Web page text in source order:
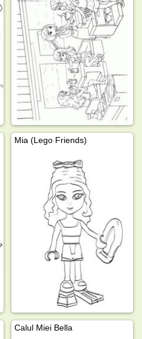
Mia (Lego Friends)
Calul Miei Bella